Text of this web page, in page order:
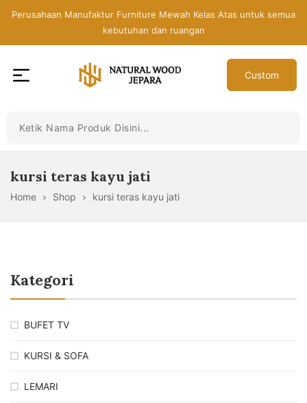
Perusahaan Manufaktur Furniture Mewah Kelas Atas untuk semua
kebutuhan dan ruangan
Jepara
Furniture
Jati
Custom
kursi teras kayu jati
Home Shop kursi teras kayu jati
Kategori
BUFET TV
KURSI & SOFA
LEMARI